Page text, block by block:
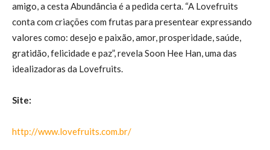
amigo, a cesta Abundância é a pedida certa. “A Lovefruits
conta com criações com frutas para presentear expressando
valores como: desejo e paixão, amor, prosperidade, saúde,
gratidão, felicidade e paz”, revela Soon Hee Han, uma das
idealizadoras da Lovefruits.
Site:
http://www.lovefruits.com.br/